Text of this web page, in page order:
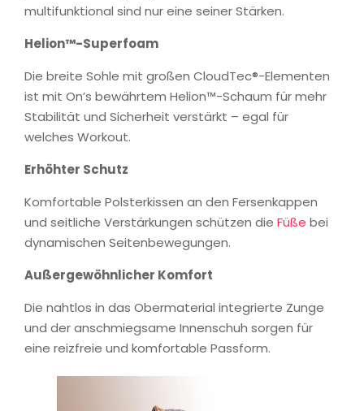
multifunktional sind nur eine seiner Stärken.
Helion™-Superfoam
Die breite Sohle mit großen CloudTec®-Elementen
ist mit On’s bewährtem Helion™-Schaum für mehr
Stabilität und Sicherheit verstärkt – egal für
welches Workout.
Erhöhter Schutz
Komfortable Polsterkissen an den Fersenkappen
und seitliche Verstärkungen schützen die Füße bei
dynamischen Seitenbewegungen.
Außergewöhnlicher Komfort
Die nahtlos in das Obermaterial integrierte Zunge
und der anschmiegsame Innenschuh sorgen für
eine reizfreie und komfortable Passform.